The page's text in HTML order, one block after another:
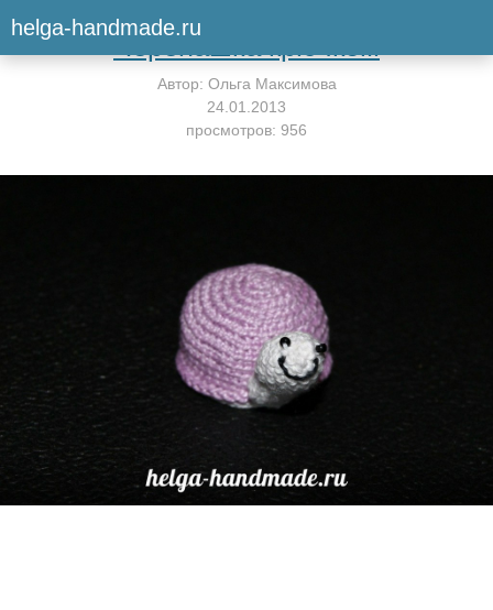
helga-handmade.ruВернуться к мастер-классу
Черепашка крючком
Автор: Ольга Максимова
24.01.2013
просмотров: 956